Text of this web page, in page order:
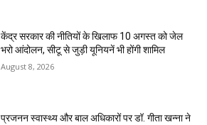
केंद्र सरकार की नीतियों के खिलाफ 10 अगस्त को जेल
भरो आंदोलन, सीटू से जुड़ी यूनियनें भी होंगी शामिल
August 8, 2026
प्रजनन स्वास्थ्य और बाल अधिकारों पर डॉ. गीता खन्ना ने